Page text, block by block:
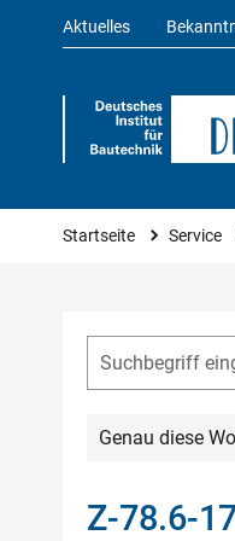
Aktuelles
Sie sind hier
Startseite Service
Genau diese
Z-78.6-